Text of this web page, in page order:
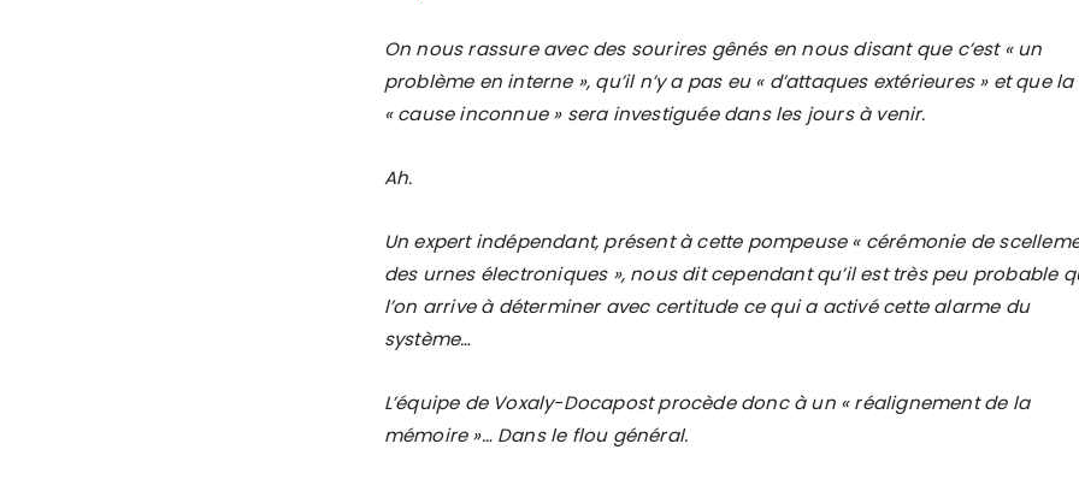
On nous rassure avec des sourires gênés en nous disant que c’est « un
problème en interne », qu’il n’y a pas eu « d’attaques extérieures » et que la
« cause inconnue » sera investiguée dans les jours à venir.
Ah.
Un expert indépendant, présent à cette pompeuse « cérémonie de
des urnes électroniques », nous dit cependant qu’il est très peu probable
l’on arrive à déterminer avec certitude ce qui a activé cette alarme du
système…
L’équipe de Voxaly-Docapost procède donc à un « réalignement de la
mémoire »… Dans le flou général.